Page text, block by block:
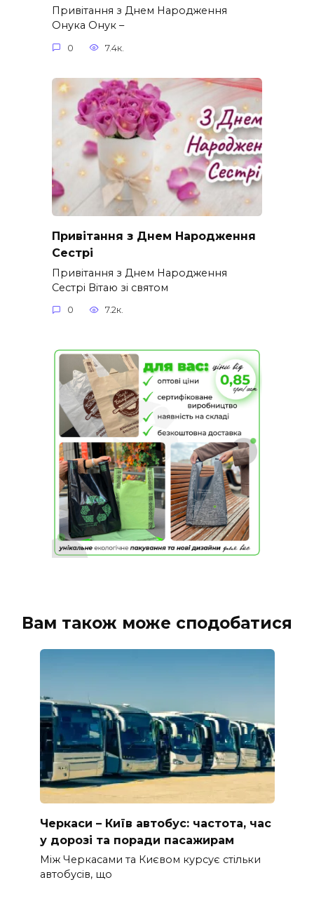
Привітання з Днем Народження
Онука Онук –
0 7.4к.
Привітання з Днем Народження
Сестрі
Привітання з Днем Народження
Сестрі Вітаю зі святом
0 7.2к.
Вам також може сподобатися
Черкаси – Київ автобус: частота, час
у дорозі та поради пасажирам
Між Черкасами та Києвом курсує стільки
автобусів, що